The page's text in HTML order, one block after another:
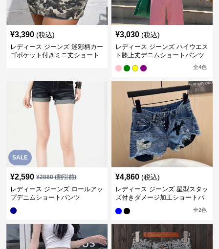
¥3,390 (税込)
レディース ジーンズ 迷彩柄カー
ゴポケット付きミニ丈ショート
¥3,030 (税込)
レディース ジーンズ ハイウエス
ト膝上丈デニムショートパンツ
全4色
SALE
¥2,590 ¥2880(割引前)
レディース ジーンズ ロールアッ
プデニムショートパンツ
¥4,860 (税込)
レディース ジーンズ 星型スタッ
ズ付きダメージ加工ショートパ
全2色